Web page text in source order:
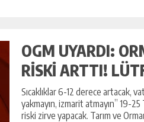
OGM UYARDI:
RİSKİ ARTTI!
Sıcaklıklar 6-12 derece artacak,
yakmayın, izmarit atmayın” 19-
riski zirve yapacak. Tarım ve